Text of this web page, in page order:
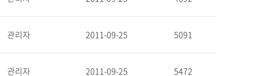
관리자 2011-09-25 5091
관리자 2011-09-25 5472